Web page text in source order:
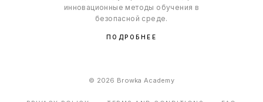
инновационные методы обучения в
безопасной среде.
ПОДРОБНЕЕ
© 2026 Browka Academy